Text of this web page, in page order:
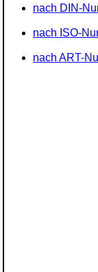
nach DIN-
nach ISO-
nach ART-